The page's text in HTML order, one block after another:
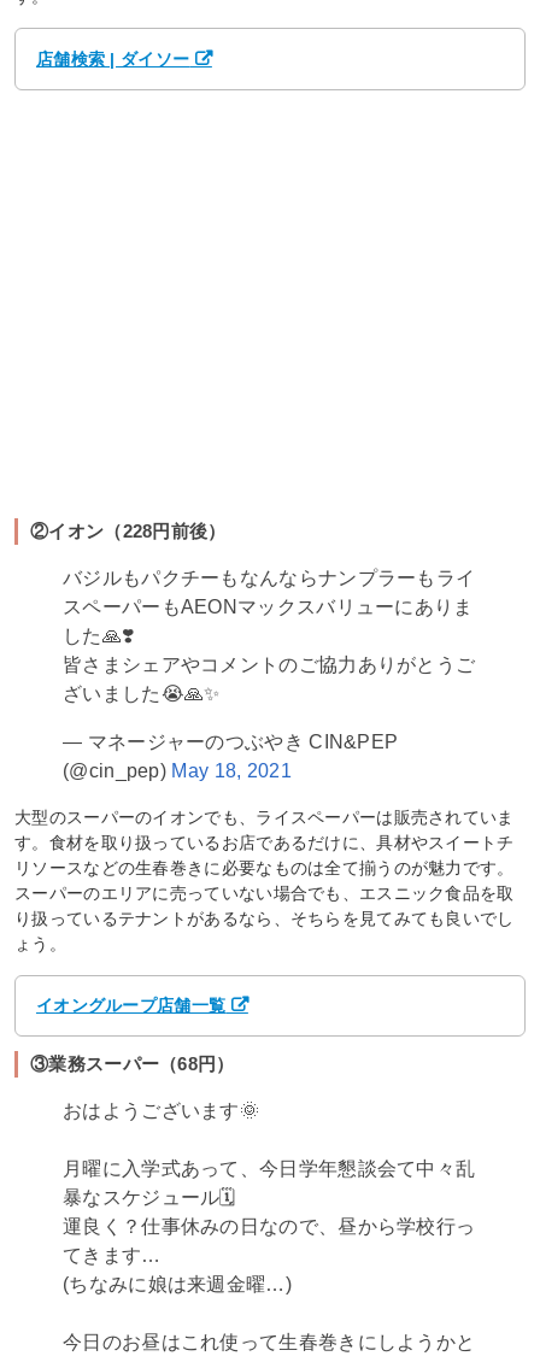
店舗検索 | ダイソー
②イオン（228円前後）
バジルもパクチーもなんならナンプラーもライ
スペーパーもAEONマックスバリューにありま
した🙏❣️
皆さまシェアやコメントのご協力ありがとうご
ざいました😭🙏✨
— マネージャーのつぶやき CIN&PEP
(@cin_pep) May 18, 2021
大型のスーパーのイオンでも、ライスペーパーは販売されていま
す。食材を取り扱っているお店であるだけに、具材やスイートチ
リソースなどの生春巻きに必要なものは全て揃うのが魅力です。
スーパーのエリアに売っていない場合でも、エスニック食品を取
り扱っているテナントがあるなら、そちらを見てみても良いでし
ょう。
イオングループ店舗一覧
③業務スーパー（68円）
おはようございます🌞
月曜に入学式あって、今日学年懇談会て中々乱
暴なスケジュール🗓
運良く？仕事休みの日なので、昼から学校行っ
てきます…
(ちなみに娘は来週金曜…)
今日のお昼はこれ使って生春巻きにしようかと